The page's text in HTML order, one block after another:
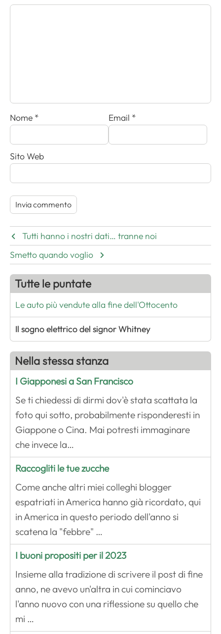
Nome * Email *
Sito Web
Tutti hanno i nostri dati… tranne noi
Smetto quando voglio
Tutte le puntate
Le auto più vendute alla fine dell'Ottocento
Il sogno elettrico del signor Whitney
Nella stessa stanza
I Giapponesi a San Francisco
Se ti chiedessi di dirmi dov'è stata scattata la
foto qui sotto, probabilmente risponderesti in
Giappone o Cina. Mai potresti immaginare
che invece la…
Raccogliti le tue zucche
Come anche altri miei colleghi blogger
espatriati in America hanno già ricordato, qui
in America in questo periodo dell'anno si
scatena la "febbre" …
I buoni propositi per il 2023
Insieme alla tradizione di scrivere il post di fine
anno, ne avevo un'altra in cui cominciavo
l'anno nuovo con una riflessione su quello che
mi …